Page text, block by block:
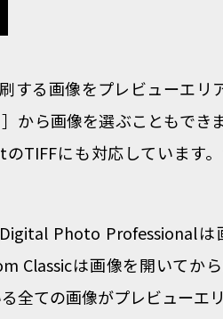
する画像をプレビューエリ
から画像を選ぶこともでき
TIFFにも対応しています
Photo Professionalは
Classicは画像を開いてか
全ての画像がプレビューエ